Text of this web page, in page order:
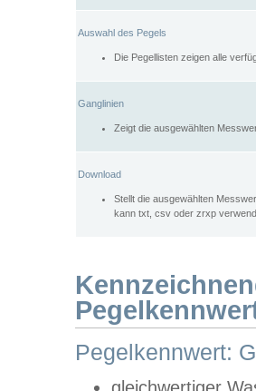
Auswahl des Pegels
Die Pegellisten zeigen alle
Ganglinien
Zeigt die ausgewählten
Download
Stellt die ausgewählten
kann txt, csv oder zrxp
Pegelkennwert: